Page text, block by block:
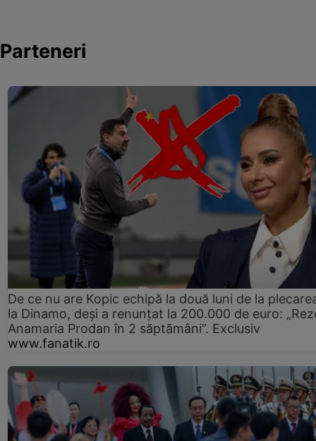
Parteneri
De ce nu are Kopic echipă la două luni de la
la Dinamo, deși a renunțat la 200.000 de euro:
Anamaria Prodan în 2 săptămâni”. Exclusiv
www.fanatik.ro